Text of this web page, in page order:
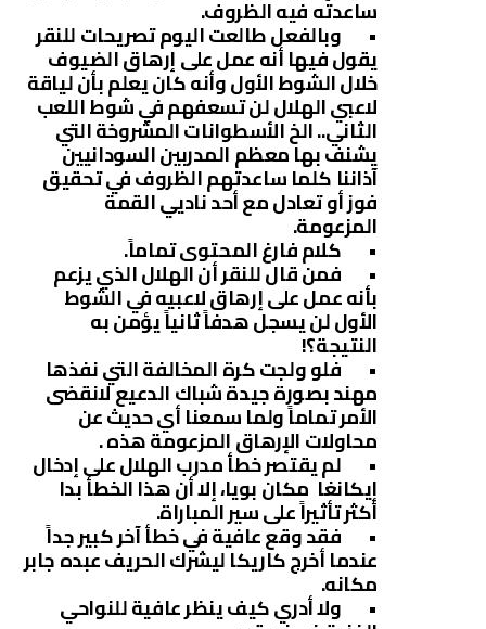
ساعدته فيه الظروف.
• وبالفعل طالعت اليوم تصريحات للنقر
يقول فيها أنه عمل على إرهاق الضيوف
خلال الشوط الأول وأنه كان يعلم بأن لياقة
لاعبي الهلال لن تسعفهم في شوط اللعب
الثاني.. الخ الأسطوانات المشروخة التي
يشنف بها معظم المدربين السودانيين
آذاننا كلما ساعدتهم الظروف في تحقيق
فوز أو تعادل مع أحد ناديي القمة
المزعومة.
• كلام فارغ المحتوى تماماً.
• فمن قال للنقر أن الهلال الذي يزعم
بأنه عمل على إرهاق لاعبيه في الشوط
الأول لن يسجل هدفاً ثانياً يؤمن به
النتيجة؟!
• فلو ولجت كرة المخالفة التي نفذها
مهند بصورة جيدة شباك الدعيع لانقضى
الأمر تماماً ولما سمعنا أي حديث عن
محاولات الإرهاق المزعومة هذه .
• لم يقتصر خطأ مدرب الهلال على إدخال
إيكانغا مكان بويا، إلا أن هذا الخطأ بدا
أكثر تأثيراً على سير المباراة.
• فقد وقع عافية في خطأ آخر كبير جداً
عندما أخرج كاريكا ليشرك الحريف عبده جابر
مكانه.
• ولا أدري كيف ينظر عافية للنواحي